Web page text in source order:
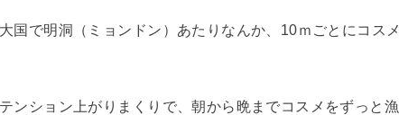
国で明洞（ミョンドン）あたりなんか、10ｍごとにコスメ
ンション上がりまくりで、朝から晩までコスメをずっと漁